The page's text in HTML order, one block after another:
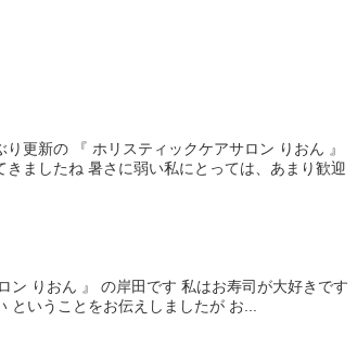
更新の 『 ホリスティックケアサロン りおん 』
ましたね 暑さに弱い私にとっては、あまり歓迎
ン りおん 』 の岸田です 私はお寿司が大好きです
ということをお伝えしましたが お...